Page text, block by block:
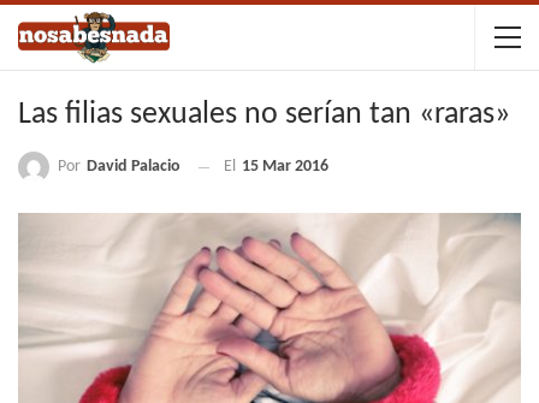
Las filias sexuales no serían tan «raras»
Por David Palacio El 15 Mar 2016